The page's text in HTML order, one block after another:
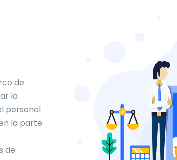
de
la
personal
la parte
de